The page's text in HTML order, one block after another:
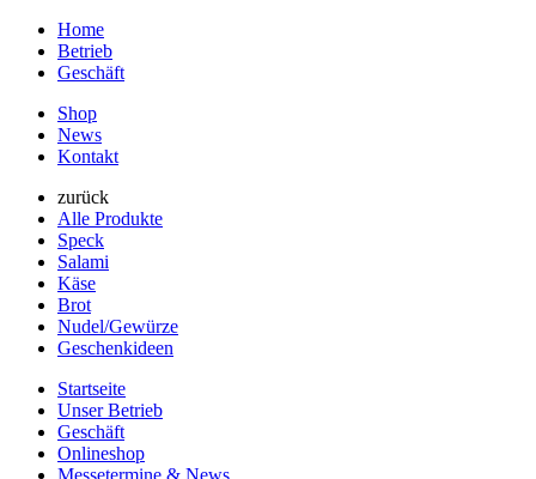
Home
Betrieb
Geschäft
Shop
News
Kontakt
zurück
Alle Produkte
Speck
Salami
Käse
Brot
Nudel/Gewürze
Geschenkideen
Startseite
Unser Betrieb
Geschäft
Onlineshop
Messetermine & News